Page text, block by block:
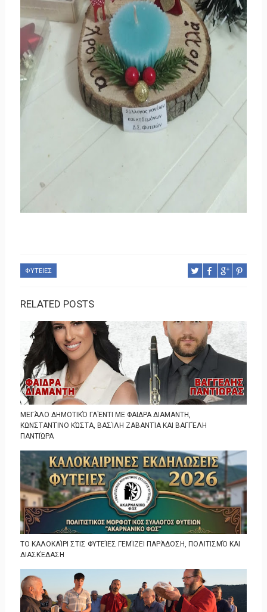
ΦΥΤΕΙΕΣ
RELATED POSTS
ΜΕΓΆΛΟ ΔΗΜΟΤΙΚΌ ΓΛΈΝΤΙ ΜΕ ΦΑΙΔΡΑ ΔΙΑΜΑΝΤΗ,
ΚΩΝΣΤΑΝΤΊΝΟ ΚΏΣΤΑ, ΒΑΣΊΛΗ ΖΑΒΑΝΤΊΑ ΚΑΙ ΒΑΓΓΈΛΗ
ΠΑΝΤΙΏΡΑ
ΤΟ ΚΑΛΟΚΑΊΡΙ ΣΤΙΣ ΦΥΤΕΊΕΣ ΓΕΜΊΖΕΙ ΠΑΡΆΔΟΣΗ, ΠΟΛΙΤΙΣΜΌ ΚΑΙ
ΔΙΑΣΚΈΔΑΣΗ